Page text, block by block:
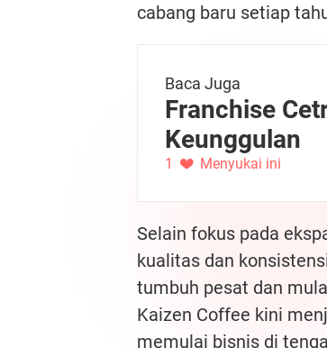
cabang baru setiap
Baca Juga
Franchise
Keunggulan
1 Menyukai ini
Selain fokus pada
kualitas dan
tumbuh pesat dan
Kaizen Coffee kini
memulai bisnis di